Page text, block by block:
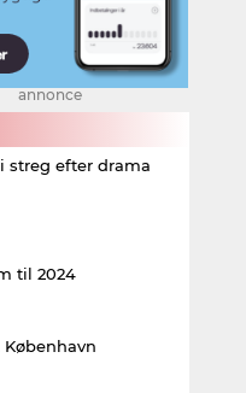
annonce
streg efter drama
til 2024